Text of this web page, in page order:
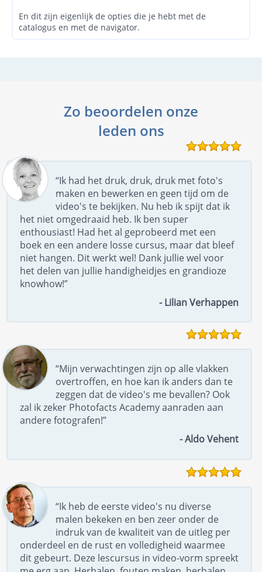
En dit zijn eigenlijk de opties die je hebt met de
catalogus en met de navigator.
Zo beoordelen onze
leden ons
“Ik had het druk, druk, druk met foto's
maken en bewerken en geen tijd om de
video's te bekijken. Nu heb ik spijt dat ik
het niet omgedraaid heb. Ik ben super
enthousiast! Had het al geprobeerd met een
boek en een andere losse cursus, maar dat bleef
niet hangen. Dit werkt wel! Dank jullie wel voor
het delen van jullie handigheidjes en grandioze
knowhow!”
- Lilian Verhappen
“Mijn verwachtingen zijn op alle vlakken
overtroffen, en hoe kan ik anders dan te
zeggen dat de video's me bevallen? Ook
zal ik zeker Photofacts Academy aanraden aan
andere fotografen!”
- Aldo Vehent
“Ik heb de eerste video's nu diverse
malen bekeken en ben zeer onder de
indruk van de kwaliteit van de uitleg per
onderdeel en de rust en volledigheid waarmee
dit gebeurt. Deze lescursus in video-vorm spreekt